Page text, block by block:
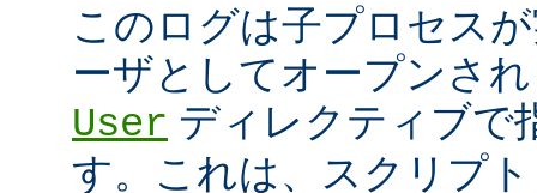
このログは子プロセス
ーザとしてオープンさ
User ディレクティブで
す。これは、スクリプ